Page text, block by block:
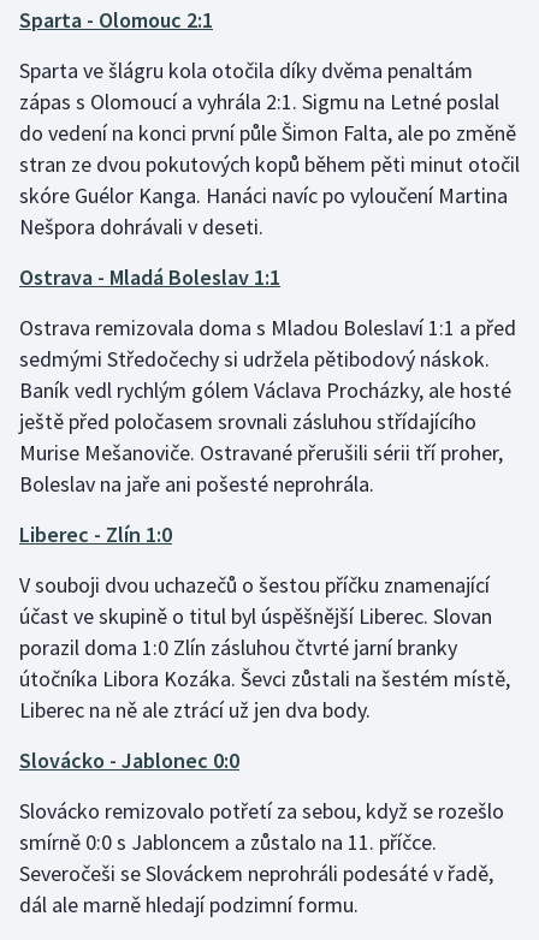
Stolní tenis
Triatlon
Veslování
Vodní slalom
Sparta - Olomouc 2:1
Sparta ve šlágru kola otočila díky dvěma penaltám
zápas s Olomoucí a vyhrála 2:1. Sigmu na Letné poslal
do vedení na konci první půle Šimon Falta, ale po změně
stran ze dvou pokutových kopů během pěti minut otočil
skóre Guélor Kanga. Hanáci navíc po vyloučení Martina
Nešpora dohrávali v deseti.
Ostrava - Mladá Boleslav 1:1
Ostrava remizovala doma s Mladou Boleslaví 1:1 a před
sedmými Středočechy si udržela pětibodový náskok.
Baník vedl rychlým gólem Václava Procházky, ale hosté
ještě před poločasem srovnali zásluhou střídajícího
Murise Mešanoviče. Ostravané přerušili sérii tří proher,
Boleslav na jaře ani pošesté neprohrála.
Liberec - Zlín 1:0
V souboji dvou uchazečů o šestou příčku znamenající
účast ve skupině o titul byl úspěšnější Liberec. Slovan
porazil doma 1:0 Zlín zásluhou čtvrté jarní branky
útočníka Libora Kozáka. Ševci zůstali na šestém místě,
Liberec na ně ale ztrácí už jen dva body.
Slovácko - Jablonec 0:0
Slovácko remizovalo potřetí za sebou, když se rozešlo
smírně 0:0 s Jabloncem a zůstalo na 11. příčce.
Severočeši se Slováckem neprohráli podesáté v řadě,
dál ale marně hledají podzimní formu.